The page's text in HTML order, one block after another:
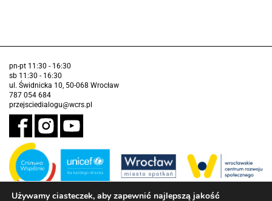
pn-pt 11:30 - 16:30
sb 11:30 - 16:30
ul. Świdnicka 10, 50-068 Wrocław
787 054 684
przejsciedialogu@wcrs.pl
Używamy ciasteczek, aby zapewnić najlepszą jakość